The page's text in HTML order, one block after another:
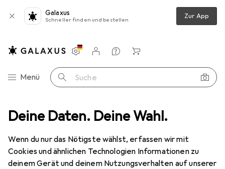
Deine Daten. Deine Wahl.
Wenn du nur das Nötigste wählst, erfassen wir mit
Cookies und ähnlichen Technologien Informationen zu
deinem Gerät und deinem Nutzungsverhalten auf unserer
Galaxus
Schneller finden und bestellen Zur App
Navigation nach Kategorien
Menü Suche
Einstellungen
Kundenkonto
Vergleichslisten
Merklisten
Warenkorb
Zubehör Walimex Aluminium TELESKOP Auslegearm 40-90cm
5 Bilder